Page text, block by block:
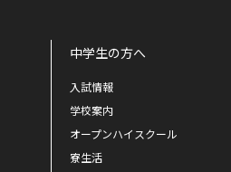
中学生の方へ
入試情報
学校案内
オープンハイスクール
寮生活